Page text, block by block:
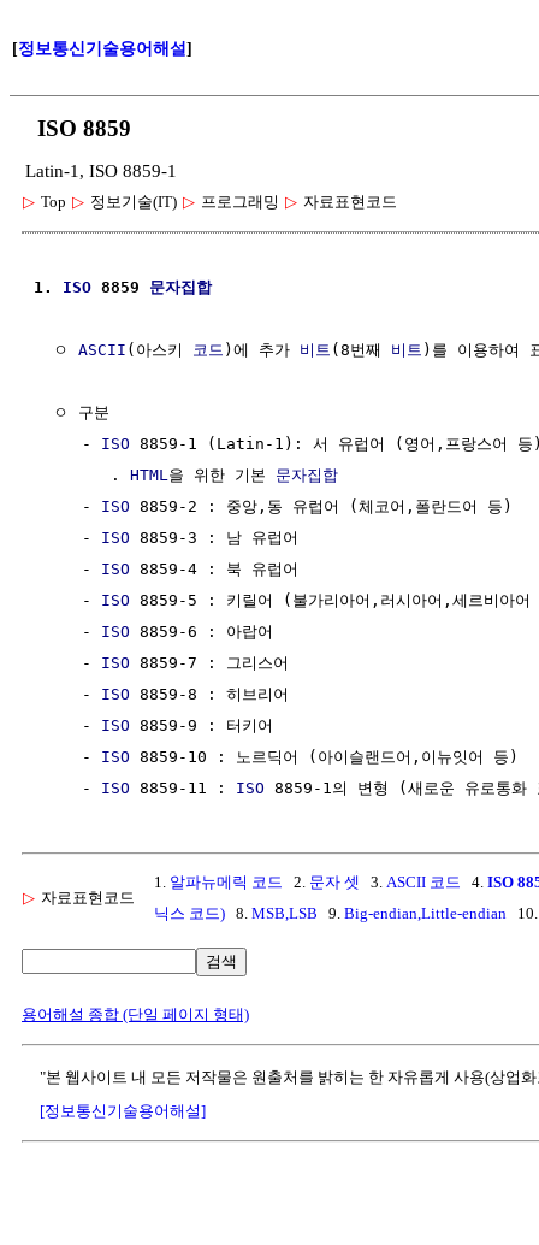
[정보통신기술용어해설]
ISO 8859
Latin-1, ISO 8859-1
▷ Top ▷ 정보기술(IT) ▷ 프로그래밍 ▷ 자료표현코드
1. ISO 8859 문자집합
  ㅇ
ASCII (아스키 코드 )에 추가 비트 (8번째 비트 )를 이용하여
  ㅇ 구분
     -
ISO 8859-1 (Latin-1): 서 유럽어 (영어,프랑스어 등
        .
HTML 을 위한 기본 문자집합
     -
ISO 8859-2 : 중앙,동 유럽어 (체코어,폴란드어 등)
     -
ISO 8859-3 : 남 유럽어
     -
ISO 8859-4 : 북 유럽어
     -
ISO 8859-5 : 키릴어 (불가리아어,러시아어,세르비아
     -
ISO 8859-6 : 아랍어
     -
ISO 8859-7 : 그리스어
     -
ISO 8859-8 : 히브리어
     -
ISO 8859-9 : 터키어
     -
ISO 8859-10 : 노르딕어 (아이슬랜드어,이뉴잇어 등)
     -
ISO 8859-11 : ISO
▷ 자료표현코드
1. 알파뉴메릭 코드 2. 문자 셋 3. ASCII 코드 4. ISO
닉스 코드) 8. MSB,LSB 9. Big-endian,Little-endian
검색
용어해설 종합 (단일 페이지 형태)
"본 웹사이트 내 모든 저작물은 원출처를 밝히는 한 자유롭게 사용(상업
[정보통신기술용어해설]